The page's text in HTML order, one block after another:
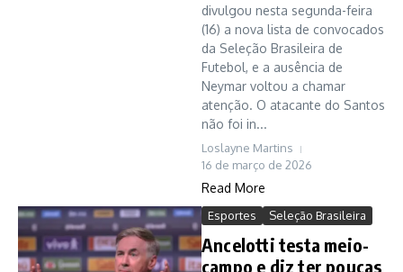
divulgou nesta segunda-feira
(16) a nova lista de convocados
da Seleção Brasileira de
Futebol, e a ausência de
Neymar voltou a chamar
atenção. O atacante do Santos
não foi in...
Loslayne Martins
16 de março de 2026
Read More
Esportes Seleção Brasileira
Ancelotti testa meio-
campo e diz ter poucas